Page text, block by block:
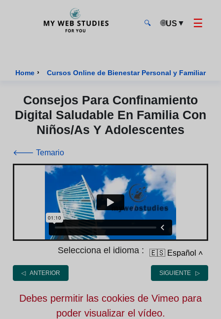
🔍 🌐US ▼ ☰
Home › Cursos Online de Bienestar Personal y Familiar
Consejos Para Confinamiento
Digital Saludable En Familia Con
Niños/as Y Adolescentes
🡐 Temario
Selecciona el idioma : 🇪🇸 Español ˄
◁ ANTERIOR SIGUIENTE ▷
Debes permitir las cookies de Vimeo para
poder visualizar el vídeo.